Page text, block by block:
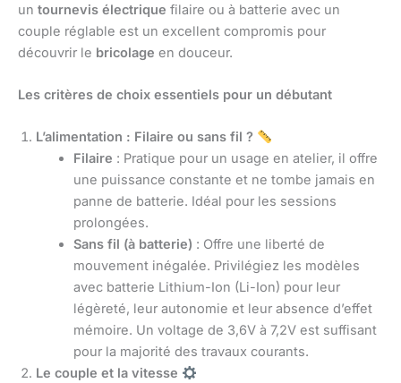
un tournevis électrique filaire ou à batterie avec un
couple réglable est un excellent compromis pour
découvrir le bricolage en douceur.
Les critères de choix essentiels pour un débutant
L’alimentation : Filaire ou sans fil ?
Filaire : Pratique pour un usage en atelier, il offre
une puissance constante et ne tombe jamais en
panne de batterie. Idéal pour les sessions
prolongées.
Sans fil (à batterie) : Offre une liberté de
mouvement inégalée. Privilégiez les modèles
avec batterie Lithium-Ion (Li-Ion) pour leur
légèreté, leur autonomie et leur absence d’effet
mémoire. Un voltage de 3,6V à 7,2V est suffisant
pour la majorité des travaux courants.
Le couple et la vitesse